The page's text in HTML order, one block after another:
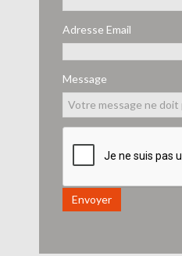
Adresse Email
Message
Envoyer